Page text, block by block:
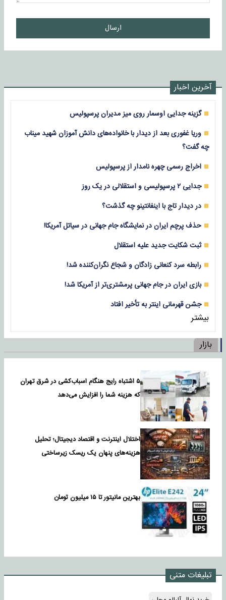
ارسال
آخرین اخبار
گزینه جدایی اوسمار روی میز مدیران پرسپولیس
وریا غفوری بعد از دیدار با خانواده‌های دانش آموزان شهید میناب
چه گفت؟
اخراج رسمی چهره نامدار از پرسپولیس
جدایی ۲ پرسپولیسی و استقلالی در یک روز
در دیدار تاج با اینفانتینو چه گذشت؟
حذف پرچم ایران در نمایشگاه جام جهانی در سیاتل آمریکا!
ثبت شکایت جدید علیه استقلال
رابطه سرد کنعانی زادگان و شجاع نگران‌کننده شد!
بازی‌ ایران در جام جهانی پرمشتری‌تر از آمریکا شد!
جشن قهرمانی اینتر به تأخیر افتاد
بیشتر
بازار
۵ اشتباه رایج هنگام اسباب‌کشی در شرق تهران
که هزینه شما را افزایش می‌دهد
اختلال اینترنت و اقتصاد دیجیتال؛ تحلیل
هزینه‌های پنهان یک ریسک زیرساختی
بهترین مانیتور تا ۱۵ میلیون تومان
تبلیغات متنی